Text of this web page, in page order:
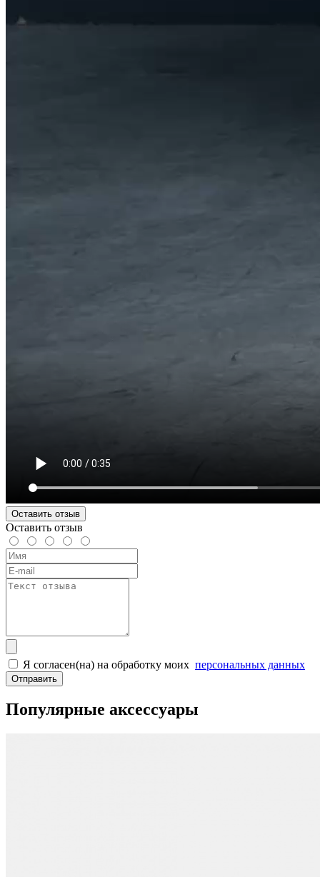
Оставить отзыв
Оставить отзыв
Я согласен(на) на обработку моих персональных данных
Отправить
Популярные аксессуары